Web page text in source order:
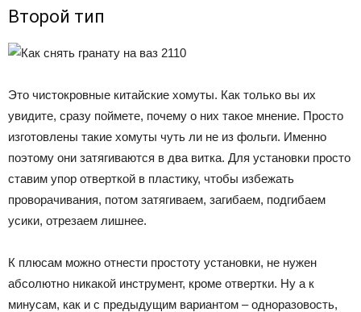
Второй тип
Это чистокровные китайские хомуты. Как только вы их
увидите, сразу поймете, почему о них такое мнение. Просто
изготовлены такие хомуты чуть ли не из фольги. Именно
поэтому они затягиваются в два витка. Для установки просто
ставим упор отверткой в пластику, чтобы избежать
проворачивания, потом затягиваем, загибаем, подгибаем
усики, отрезаем лишнее.
К плюсам можно отнести простоту установки, не нужен
абсолютно никакой инструмент, кроме отвертки. Ну а к
минусам, как и с предыдущим вариантом – одноразовость,